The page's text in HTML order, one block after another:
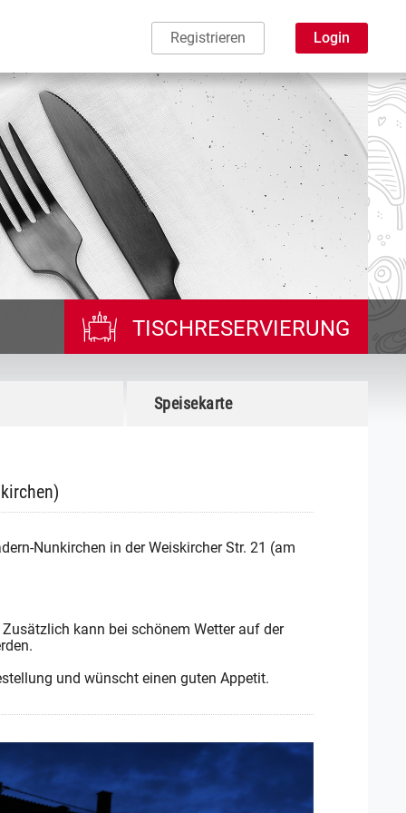
Registrieren Login
TISCHRESERVIERUNG
Speisekarte
Nunkirchen in der Weiskircher Str. 21 (am
kann bei schönem Wetter auf der
und wünscht einen guten Appetit.